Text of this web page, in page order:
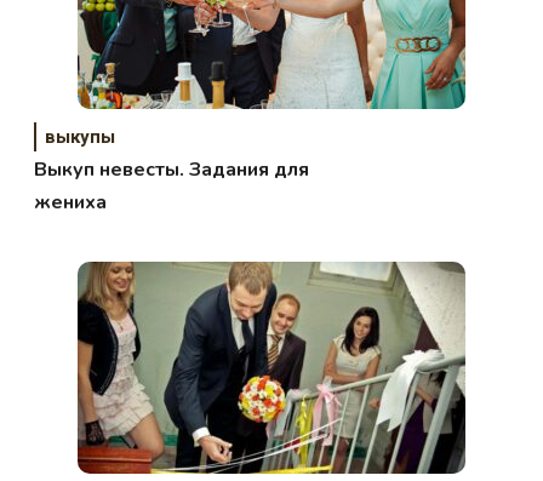
выкупы
Выкуп невесты. Задания для
жениха